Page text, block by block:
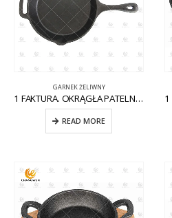
GARNEK ŻELIWNY
1 FAKTURA. OKRĄGŁA PATELNIA ŻELIWNA Z POMOCNIKIEM CW-CI004
READ MORE